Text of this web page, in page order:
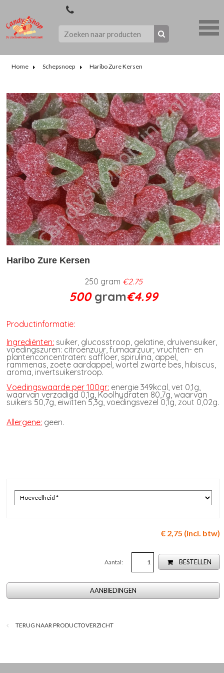
Home Schepsnoep Haribo Zure Kersen
Haribo Zure Kersen
250 gram €2.75
500 gram€4.99
Productinformatie:
Ingrediënten: suiker, glucosstroop, gelatine, druivensuiker,
voedingszuren: citroenzuur, fumaarzuur; vruchten- en
plantenconcentraten: saffloer, spirulina, appel,
rammenas, zoete aardappel, wortel zwarte bes, hibiscus,
aroma, invertsuikerstroop.
Voedingswaarde per 100gr: energie 349kcal, vet 0,1g,
waarvan verzadigd 0,1g, Koolhydraten 80,7g, waarvan
suikers 50,7g, eiwitten 5,3g, voedingsvezel 0,1g, zout 0,02g.
Allergene: geen.
€ 2,75 (incl. btw)
Aantal: BESTELLEN
AANBIEDINGEN
TERUG NAAR PRODUCTOVERZICHT